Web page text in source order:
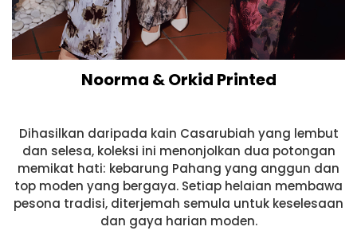
Noorma & Orkid Printed
Dihasilkan daripada kain Casarubiah yang lembut
dan selesa, koleksi ini menonjolkan dua potongan
memikat hati: kebarung Pahang yang anggun dan
top moden yang bergaya. Setiap helaian membawa
pesona tradisi, diterjemah semula untuk keselesaan
dan gaya harian moden.